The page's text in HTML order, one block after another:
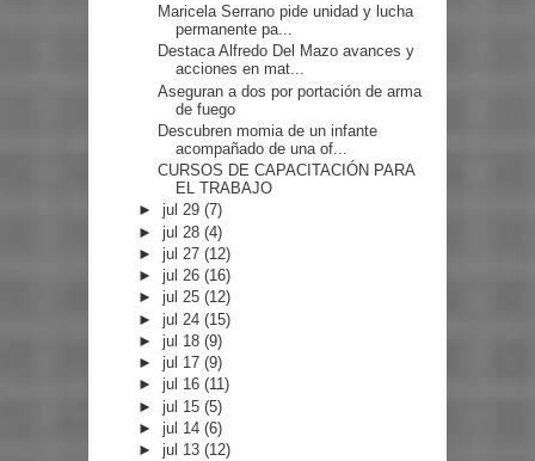
Maricela Serrano pide unidad y lucha
permanente pa...
Destaca Alfredo Del Mazo avances y
acciones en mat...
Aseguran a dos por portación de arma
de fuego
Descubren momia de un infante
acompañado de una of...
CURSOS DE CAPACITACIÓN PARA
EL TRABAJO
►jul 29(7)
►jul 28(4)
►jul 27(12)
►jul 26(16)
►jul 25(12)
►jul 24(15)
►jul 18(9)
►jul 17(9)
►jul 16(11)
►jul 15(5)
►jul 14(6)
►jul 13(12)